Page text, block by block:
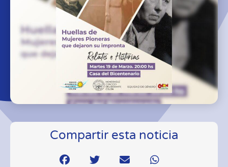
Compartir esta noticia